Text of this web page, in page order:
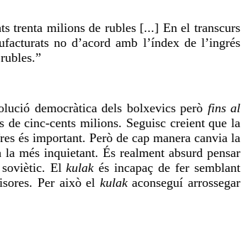
trenta milions de rubles [...] En el transcurs
no d’acord amb l’índex de l’ingrés
democràtica dels bolxevics però fins al
cinc-cents milions. Seguisc creient que la
és important. Però de cap manera canvia la
més inquietant. És realment absurd pensar
soviètic. Elkulakés incapaç de fer semblant
Per això el kulakaconseguí arrossegar